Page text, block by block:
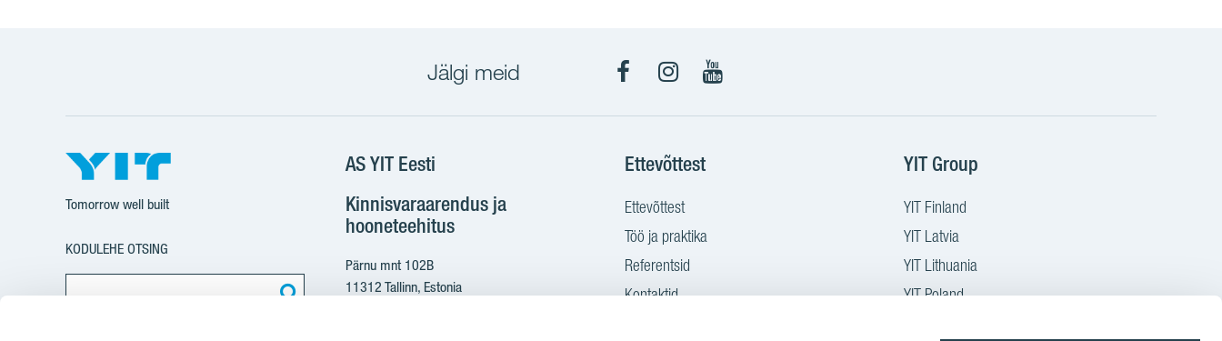
Jälgi meid
Tomorrow well built
KODULEHE OTSING
AS YIT Eesti
Kinnisvaraarendus ja
hooneteehitus
Pärnu mnt 102B
11312 Tallinn, Estonia
Ettevõttest
Ettevõttest
Töö ja praktika
Referentsid
Kontaktid
YIT Group
YIT Finland
YIT Latvia
YIT Lithuania
YIT Poland